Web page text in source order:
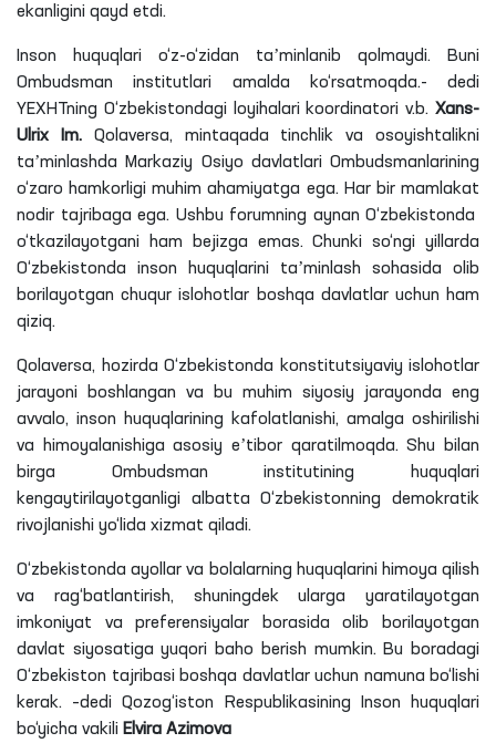
ekanligini qayd etdi.
Inson huquqlari o‘z-o‘zidan taʼminlanib qolmaydi. Buni
Ombudsman institutlari amalda ko‘rsatmoqda.- dedi
YEXHTning O‘zbekistondagi loyihalari koordinatoriv.b.Xans-
Ulrix Im. Qolaversa, mintaqada tinchlik va osoyishtalikni
taʼminlashda Markaziy Osiyo davlatlari Ombudsmanlarining
o‘zaro hamkorligi muhim ahamiyatga ega. Har bir mamlakat
nodir tajribaga ega. Ushbu forumning aynan O‘zbekistonda
o‘tkazilayotgani ham bejizga emas. Chunki so‘ngi yillarda
O‘zbekistonda inson huquqlarini taʼminlash sohasida olib
borilayotgan chuqur islohotlar boshqa davlatlar uchun ham
qiziq.
Qolaversa, hozirda O‘zbekistonda konstitutsiyaviy islohotlar
jarayoni boshlangan va bu muhim siyosiy jarayonda eng
avvalo, inson huquqlarining kafolatlanishi, amalga oshirilishi
va himoyalanishiga asosiy eʼtibor qaratilmoqda. Shu bilan
birga Ombudsman institutining huquqlari
kengaytirilayotganligi albatta O‘zbekistonning demokratik
rivojlanishi yo‘lida xizmat qiladi.
O‘zbekistonda ayollar va bolalarning huquqlarini himoya qilish
va rag‘batlantirish, shuningdek ularga yaratilayotgan
imkoniyat va preferensiyalar borasida olib borilayotgan
davlat siyosatiga yuqori baho berish mumkin. Bu boradagi
O‘zbekiston tajribasi boshqa davlatlar uchun namuna bo‘lishi
kerak. –dedi Qozog‘iston Respublikasining Inson huquqlari
bo‘yicha vakili Elvira Azimova